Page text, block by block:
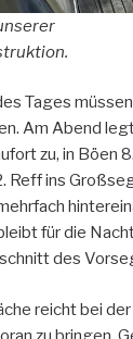
Tages
Am Abend
zu, in Böen
Reff ins
für die
des
reicht bei